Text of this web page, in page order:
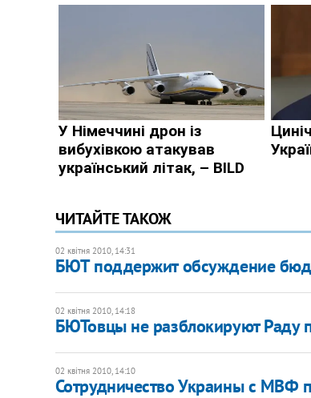
ЧИТАЙТЕ ТАКОЖ
02 квітня 2010, 14:31
БЮТ поддержит обсуждение
02 квітня 2010, 14:18
БЮТовцы не разблокируют Раду
02 квітня 2010, 14:10
Сотрудничество Украины с МВФ